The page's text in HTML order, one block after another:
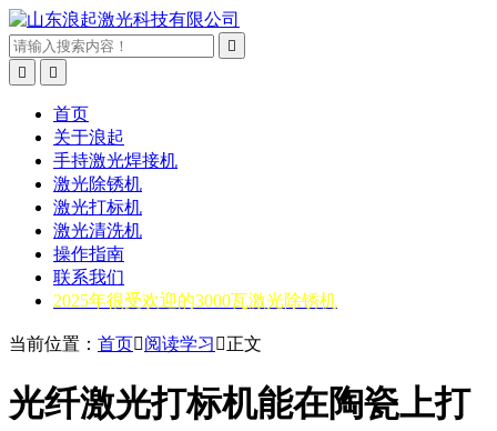



首页
关于浪起
手持激光焊接机
激光除锈机
激光打标机
激光清洗机
操作指南
联系我们
2025年很受欢迎的3000瓦激光除锈机
当前位置： 首页阅读学习 正文
光纤激光打标机能在陶瓷上打